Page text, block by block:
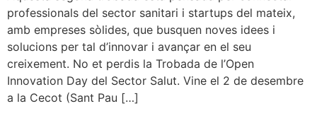
professionals del sector sanitari i startups del mateix,
amb empreses sòlides, que busquen noves idees i
solucions per tal d’innovar i avançar en el seu
creixement. No et perdis la Trobada de l’Open
Innovation Day del Sector Salut. Vine el 2 de desembre
a la Cecot (Sant Pau […]